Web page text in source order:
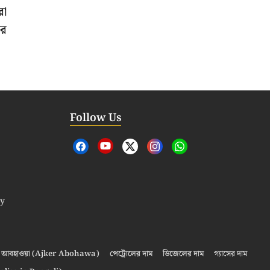
Follow Us
আবহাওয়া (Ajker Abohawa) পেট্রোলের দাম ডিজেলের দাম
গ্যাসের দাম